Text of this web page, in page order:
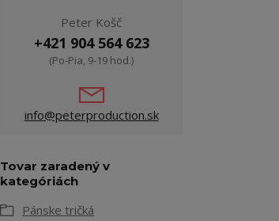
Peter Košč
+421 904 564 623
(Po-Pia, 9-19 hod.)
info@peterproduction.sk
Tovar zaradený v
kategóriách
Pánske tričká